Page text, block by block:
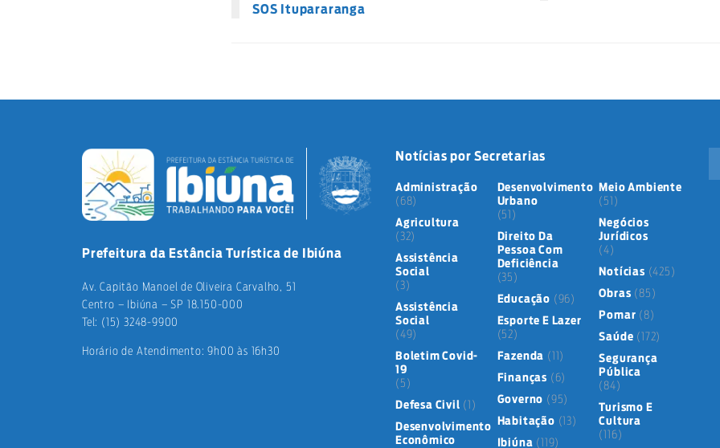
SOS Itupararanga
Prefeitura da Estância Turística de Ibiúna
Av. Capitão Manoel de Oliveira Carvalho, 51
Centro – Ibiúna – SP 18.150-000
Tel: (15) 3248-9900
Horário de Atendimento: 9h00 às 16h30
Notícias por Secretarias
Administração
(68)
Agricultura
(32)
Assistência
Social
(3)
Assistência
Social
(49)
Boletim Covid-
19
(5)
Defesa Civil (1)
Desenvolvimento
Econômico
Desenvolvimento
Urbano
(51)
Direito Da
Pessoa Com
Deficiência
(35)
Educação (96)
Esporte E Lazer
(52)
Fazenda (11)
Finanças (6)
Governo (95)
Habitação (13)
Ibiúna (119)
Meio Ambiente
(51)
Negócios
Jurídicos
(4)
Notícias (425)
Obras (85)
Pomar (8)
Saúde (172)
Segurança
Pública
(84)
Turismo E
Cultura
(116)